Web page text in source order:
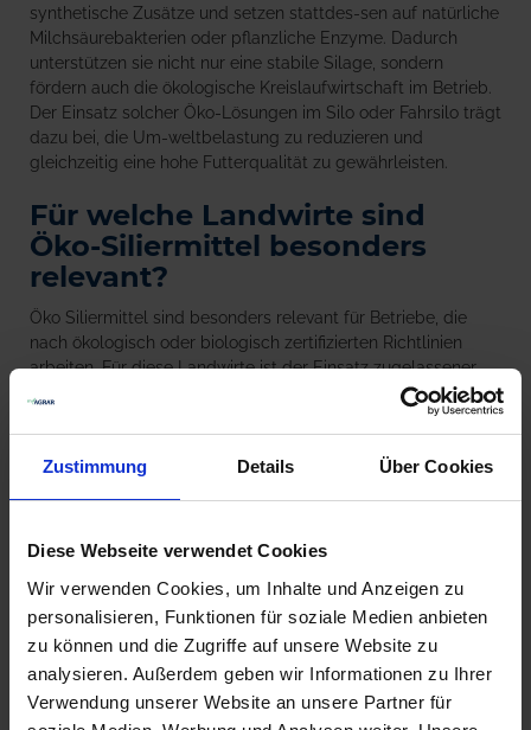
Zustimmung Details Über Cookies
Diese Webseite verwendet Cookies
Wir verwenden Cookies, um Inhalte und Anzeigen zu
personalisieren, Funktionen für soziale Medien anbieten
zu können und die Zugriffe auf unsere Website zu
analysieren. Außerdem geben wir Informationen zu Ihrer
Verwendung unserer Website an unsere Partner für
synthetische Zusätze und setzen stattdes-sen auf natürliche
Milchsäurebakterien oder pflanzliche Enzyme. Dadurch
unterstützen sie nicht nur eine stabile Silage, sondern
fördern auch die ökologische Kreislaufwirtschaft im Betrieb.
Der Einsatz solcher Öko-Lösungen im Silo oder Fahrsilo trägt
dazu bei, die Um-weltbelastung zu reduzieren und
gleichzeitig eine hohe Futterqualität zu gewährleisten.
Für welche Landwirte sind
Öko-Siliermittel besonders
relevant?
Öko Siliermittel sind besonders relevant für Betriebe, die
nach ökologisch oder biologisch zertifizierten Richtlinien
arbeiten. Für diese Landwirte ist der Einsatz zugelassener
Siliermit-tel verpflichtend, um die Standards der
ökologischen Landwirtschaft einzuhalten. Darüber hinaus
gewinnen Öko-Lösungen auch für konventionelle Betriebe
zunehmend an Bedeu-tung, die Wert auf nachhaltige
entscheiden sich immer mehr Landwirte bewusst für
oder Fahrsilo zukunftssicher zu gestalten und gleichzeitig
die Futterqualität zu optimieren.
Produkte vergleichen